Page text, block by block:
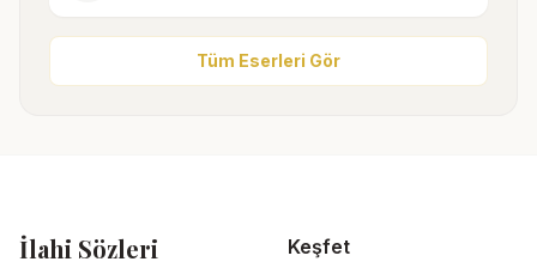
Tüm Eserleri Gör
İlahi Sözleri Keşfet